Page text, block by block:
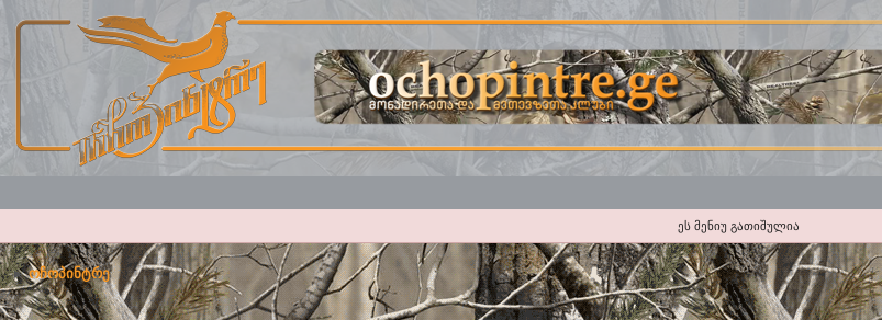
ეს მენიუ გათიშულია
ოჩოპინტრე